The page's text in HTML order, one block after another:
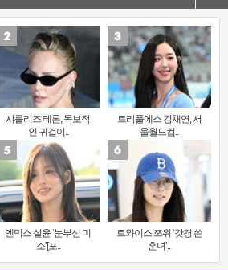
샤를리즈 테론, 독보적
인 귀걸이..
트리플에스 김채연, 서
울월드컵..
엔믹스 설윤 ‘눈부신 미
소’[포..
트와이스 쯔위 ‘갓경 쓴
훈녀’..